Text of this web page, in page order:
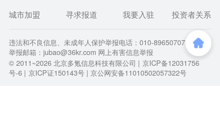
城市加盟
寻求报道 我要入驻 投资者关系
违法和不良信息、未成年人保护举报电话：010-89650707
举报邮箱：jubao@36kr.com 网上有害信息举报
© 2011~2026北京多氪信息科技有限公司 | 京ICP备12031756
号-6 | 京ICP证150143号 | 京公网安备11010502057322号